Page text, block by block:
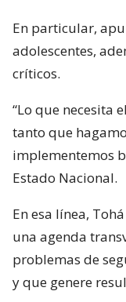
En particular,
adolescentes,
críticos.
“Lo que necesita
tanto que
implementemos
Estado Nacional.
En esa línea,
una agenda
problemas de
y que genere